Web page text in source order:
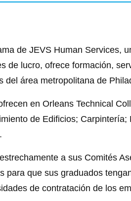
de JEVS Human Services,
de lucro, ofrece formación,
del área metropolitana de
en Orleans Technical
de Edificios;
a sus Comités
para que sus graduados
de contratación de los